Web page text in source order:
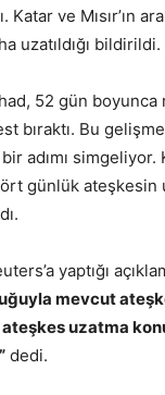
Katar ve Mısır’ın
uzatıldığı bildirildi.
52 gün boyunca
bıraktı. Bu
adımı simgeliyor.
günlük ateşkesin
yaptığı
mevcut
ateşkes uzatma
dedi.